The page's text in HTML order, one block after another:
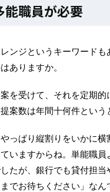
能職員が必要
ンジというキーワード
ありますか。
を受けて、それを定期
案数は年間十何件という
っぱり縦割りをいかに横
いますからね。単能職員
たが、銀行でも貸付担
でお待ちください」な